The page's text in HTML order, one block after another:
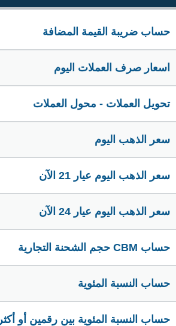
حساب ضريبة القيمة المضافة
اسعار صرف العملات اليوم
تحويل العملات - محول العملات
سعر الذهب اليوم
سعر الذهب اليوم عيار 21 الآن
سعر الذهب اليوم عيار 24 الآن
حساب CBM حجم الشحنة التجارية
حساب النسبة المئوية
حساب النسبة المئوية بين رقمين أو أكثر